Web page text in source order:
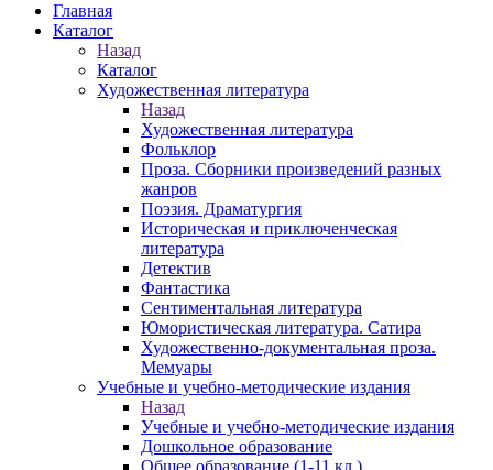
Главная
Каталог
Назад
Каталог
Художественная литература
Назад
Художественная литература
Фольклор
Проза. Сборники произведений разных
жанров
Поэзия. Драматургия
Историческая и приключенческая
литература
Детектив
Фантастика
Сентиментальная литература
Юмористическая литература. Сатира
Художественно-документальная проза.
Мемуары
Учебные и учебно-методические издания
Назад
Учебные и учебно-методические издания
Дошкольное образование
Общее образование (1-11 кл.)